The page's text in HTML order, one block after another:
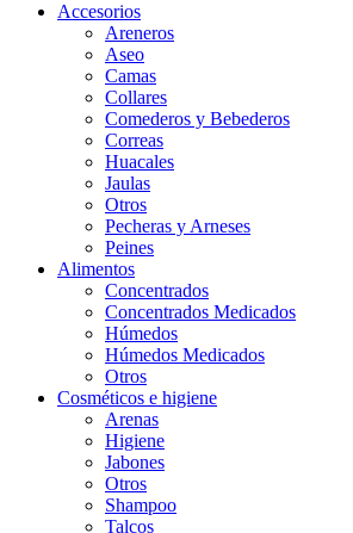
Accesorios
Areneros
Aseo
Camas
Collares
Comederos y Bebederos
Correas
Huacales
Jaulas
Otros
Pecheras y Arneses
Peines
Alimentos
Concentrados
Concentrados Medicados
Húmedos
Húmedos Medicados
Otros
Cosméticos e higiene
Arenas
Higiene
Jabones
Otros
Shampoo
Talcos